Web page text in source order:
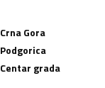
Crna Gora
Podgorica
Centar grada